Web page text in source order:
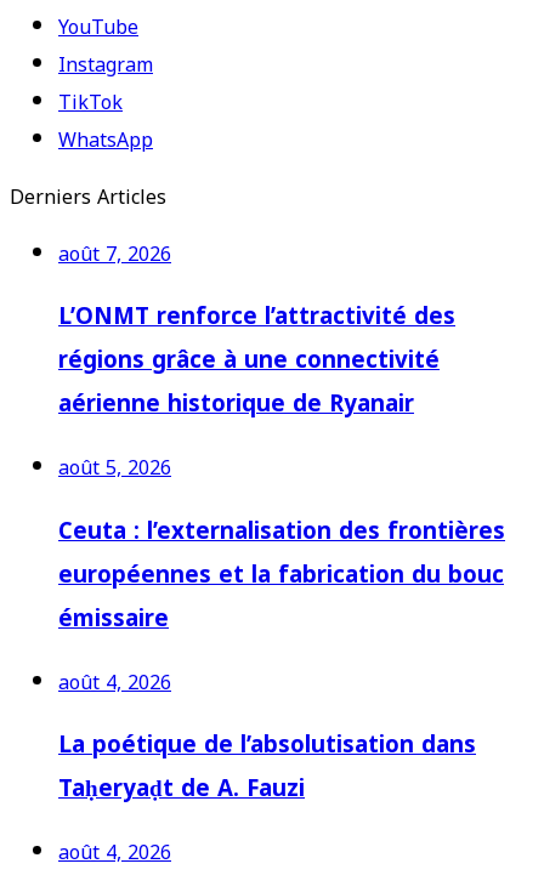
YouTube
Instagram
TikTok
WhatsApp
Derniers Articles
août 7, 2026
L’ONMT renforce l’attractivité des
régions grâce à une connectivité
aérienne historique de Ryanair
août 5, 2026
Ceuta : l’externalisation des frontières
européennes et la fabrication du bouc
émissaire
août 4, 2026
La poétique de l’absolutisation dans
Taḥeryaḍt de A. Fauzi
août 4, 2026